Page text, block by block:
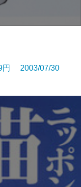
円 2003/07/30